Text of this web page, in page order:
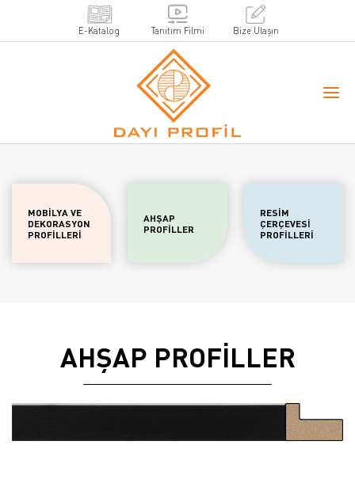
E-Katalog Tanıtım Filmi Bize Ulaşın
MOBİLYA VE
DEKORASYON
PROFİLLERİ
AHŞAP
PROFİLLER
RESİM
ÇERÇEVESİ
PROFİLLERİ
AHŞAP PROFİLLER